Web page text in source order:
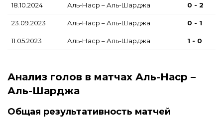
18.10.2024 Аль-Наср – Аль-Шарджа 0 - 2
23.09.2023 Аль-Наср – Аль-Шарджа 0 - 1
11.05.2023 Аль-Наср – Аль-Шарджа 1 - 0
Анализ голов в матчах Аль-Наср –
Аль-Шарджа
Общая результативность матчей